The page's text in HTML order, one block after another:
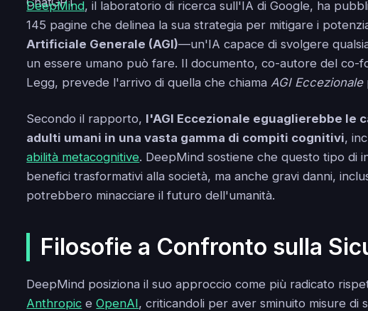
DeepMind, il laboratorio di ricerca sull'IA di Google, ha
145 pagine che delinea la sua strategia per mitigare i
Artificiale Generale (AGI)—un'IA capace di svolgere
un essere umano può fare. Il documento, co-autore del co-
Legg, prevede l'arrivo di quella che chiamaAGI Eccezionale
Secondo il rapporto, l'AGI Eccezionale eguaglierebbe le
adulti umani in una vasta gamma di compiti cognitivi,
abilità metacognitive. DeepMind sostiene che questo tipo di
benefici trasformativi alla società, ma anche gravi danni,
potrebbero minacciare il futuro dell'umanità.
Filosofie a Confronto sulla
DeepMind posiziona il suo approccio come più radicato
Anthropic eOpenAI, criticandoli per aver sminuito misure di